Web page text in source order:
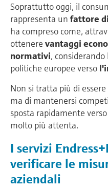
Soprattutto oggi, il
rappresenta un fattore
ha compreso come,
ottenere vantaggi
normativi,
politiche europee verso
Non si tratta più di
ma di mantenersi
sposta rapidamente
molto più attenta.
I servizi
verificare le
aziendali